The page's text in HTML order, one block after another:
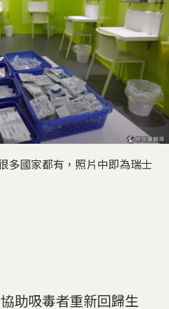
多國家都有，照片中即為瑞士
助吸毒者重新回歸生